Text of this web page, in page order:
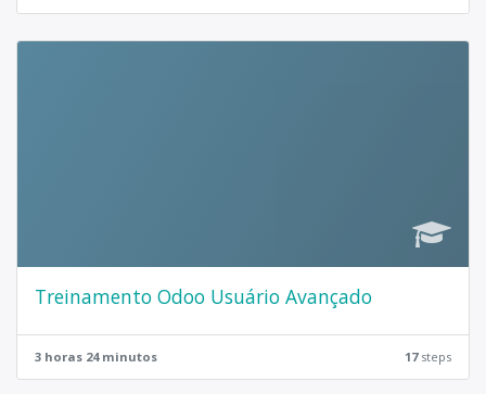
Treinamento Odoo Usuário Avançado
3 horas 24 minutos 17steps